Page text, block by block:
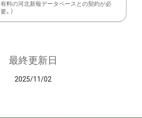
有料の河北新報データベースとの契約が必
要。）
最終更新日
2025/11/02